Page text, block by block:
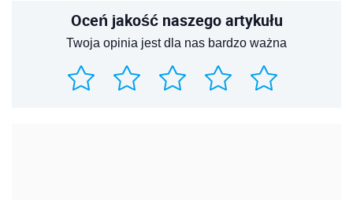
Oceń jakość naszego artykułu
Twoja opinia jest dla nas bardzo ważna